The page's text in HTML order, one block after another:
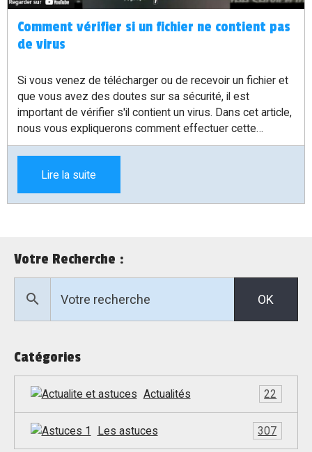
Comment vérifier si un fichier ne contient pas
de virus
Si vous venez de télécharger ou de recevoir un fichier et
que vous avez des doutes sur sa sécurité, il est
important de vérifier s'il contient un virus. Dans cet article,
nous vous expliquerons comment effectuer cette
vérification rapidement et facilement.
Lire la suite
Votre Recherche :
OK
Catégories
Actualités 22
Les astuces 307